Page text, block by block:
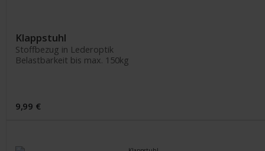
Klappstuhl
Stoffbezug in Lederoptik
Belastbarkeit bis max. 150kg
9,99 €